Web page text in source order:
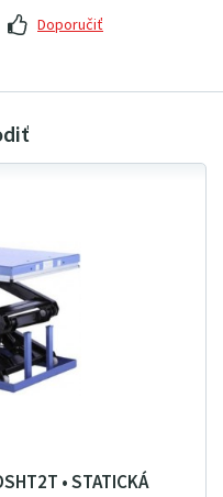
Doporučiť
• STATICKÁ